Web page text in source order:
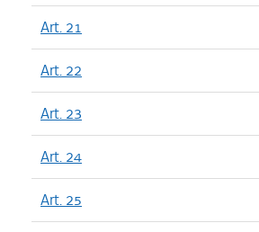
Art. 21
Art. 22
Art. 23
Art. 24
Art. 25